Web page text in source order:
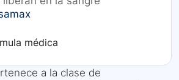
médica
a la clase de